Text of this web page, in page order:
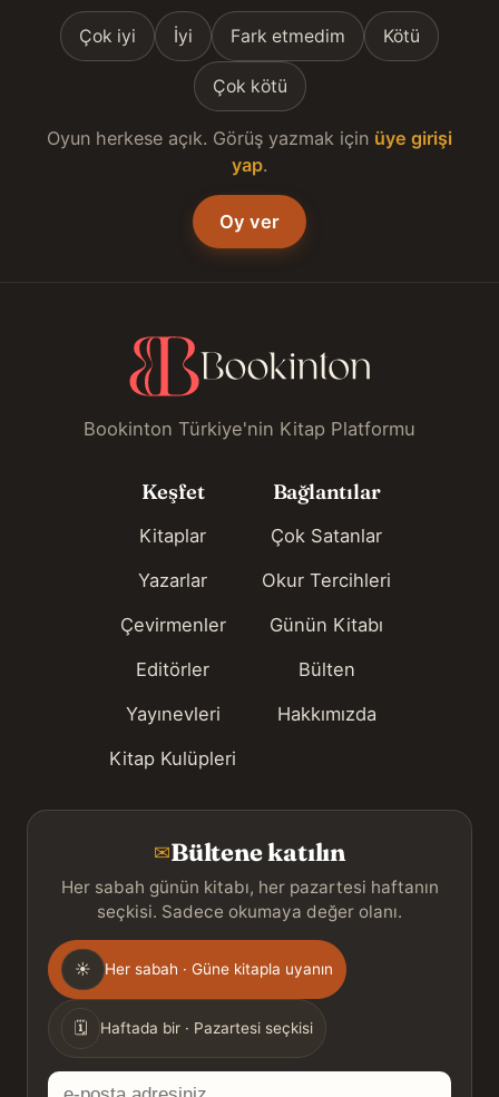
Çok iyi İyi Fark etmedim Kötü
Çok kötü
Oyun herkese açık. Görüş yazmak için üye girişi
yap.
Oy ver
Bookinton Türkiye'nin Kitap Platformu
Keşfet
Kitaplar
Yazarlar
Çevirmenler
Editörler
Yayınevleri
Kitap Kulüpleri
Bağlantılar
Çok Satanlar
Okur Tercihleri
Günün Kitabı
Bülten
Hakkımızda
✉Bültene katılın
Her sabah günün kitabı, her pazartesi haftanın
seçkisi. Sadece okumaya değer olanı.
Gönderim
sıklığı
☀ Her sabah · Güne kitapla uyanın
🗓 Haftada bir · Pazartesi seçkisi
E-